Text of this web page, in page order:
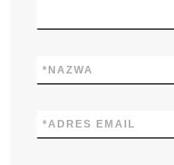
NAZWA
*
ADRES EMAIL
*